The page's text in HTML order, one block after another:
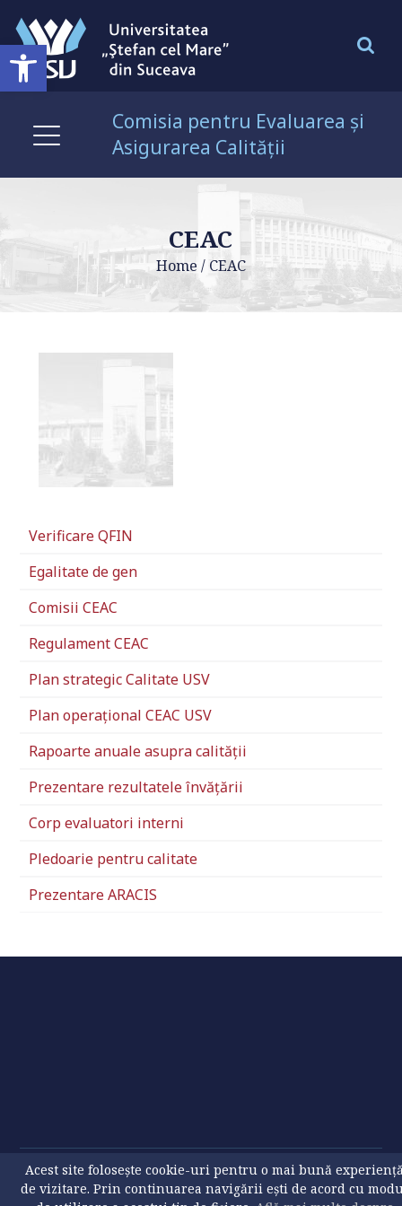
Open toolbar
Comisia pentru Evaluarea și
Asigurarea Calității
CEAC
Home / CEAC
Verificare QFIN
Egalitate de gen
Comisii CEAC
Regulament CEAC
Plan strategic Calitate USV
Plan operațional CEAC USV
Rapoarte anuale asupra calității
Prezentare rezultatele învățării
Corp evaluatori interni
Pledoarie pentru calitate
Prezentare ARACIS
Politica privind fișierele cookies Politica de confidenţialitate
© 2026 USV. All Rights Reserved
Acest site folosește cookie-uri pentru o mai bună
de vizitare. Prin continuarea navigării ești de acord cu